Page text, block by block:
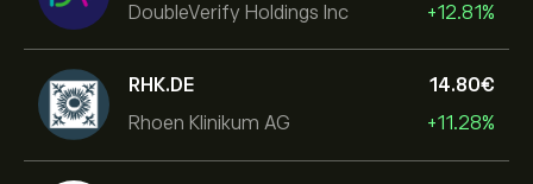
DoubleVerify Holdings Inc
+12.81%
RHK.DE
Rhoen Klinikum AG
14.80‎€‎
+11.28%